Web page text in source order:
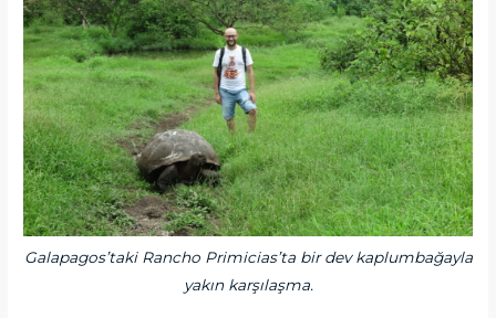
Galapagos’taki Rancho Primicias’ta bir dev kaplumbağayla
yakın karşılaşma.